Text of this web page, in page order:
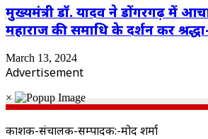
मुख्यमंत्री डॉ. यादव ने डोंगरगढ़ में
महाराज की समाधि के दर्शन कर
March 13, 2024
Advertisement
×
प्रकाशक-संचालक-सम्पादक:-प्रमोद शर्मा